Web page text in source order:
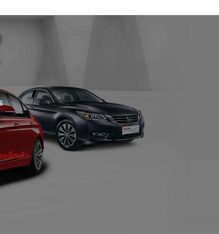
USED CAR เอกมัย
เงื่อนไข